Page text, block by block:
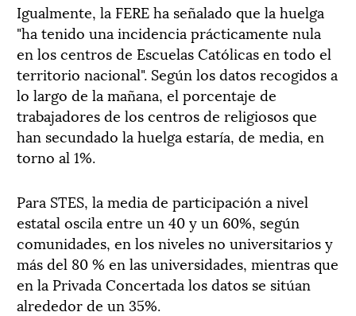
Igualmente, la FERE ha señalado que la huelga
"ha tenido una incidencia prácticamente nula
en los centros de Escuelas Católicas en todo el
territorio nacional". Según los datos recogidos a
lo largo de la mañana, el porcentaje de
trabajadores de los centros de religiosos que
han secundado la huelga estaría, de media, en
torno al 1%.
Para STES, la media de participación a nivel
estatal oscila entre un 40 y un 60%, según
comunidades, en los niveles no universitarios y
más del 80 % en las universidades, mientras que
en la Privada Concertada los datos se sitúan
alrededor de un 35%.